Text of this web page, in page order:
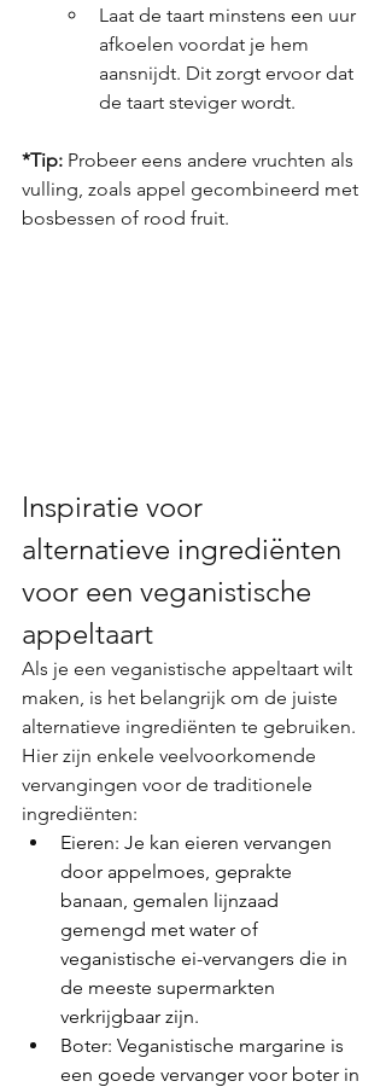
Laat de taart minstens een uur
afkoelen voordat je hem
aansnijdt. Dit zorgt ervoor dat
de taart steviger wordt.
*Tip: Probeer eens andere vruchten als
vulling, zoals appel gecombineerd met
bosbessen of rood fruit.
Inspiratie voor
alternatieve ingrediënten
voor een veganistische
appeltaart
Als je een veganistische appeltaart wilt
maken, is het belangrijk om de juiste
alternatieve ingrediënten te gebruiken.
Hier zijn enkele veelvoorkomende
vervangingen voor de traditionele
ingrediënten:
Eieren: Je kan eieren vervangen
door appelmoes, geprakte
banaan, gemalen lijnzaad
gemengd met water of
veganistische ei-vervangers die in
de meeste supermarkten
verkrijgbaar zijn.
Boter: Veganistische margarine is
een goede vervanger voor boter in